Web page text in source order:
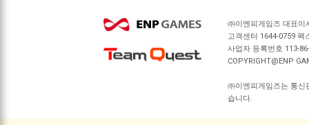
㈜이엔피게임즈 대표이
고객센터 1644-0759
사업자 등록번호 113-
COPYRIGHT@ENP
㈜이엔피게임즈는 통신
습니다.